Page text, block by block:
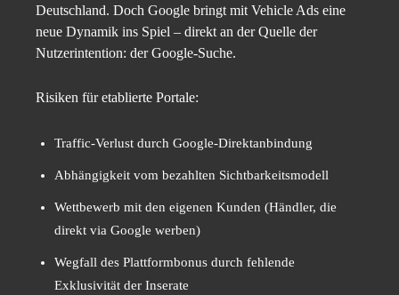
Deutschland. Doch Google bringt mit Vehicle Ads eine
neue Dynamik ins Spiel – direkt an der Quelle der
Nutzerintention: der Google-Suche.
Risiken für etablierte Portale:
Traffic-Verlust durch Google-Direktanbindung
Abhängigkeit vom bezahlten Sichtbarkeitsmodell
Wettbewerb mit den eigenen Kunden (Händler, die
direkt via Google werben)
Wegfall des Plattformbonus durch fehlende
Exklusivität der Inserate